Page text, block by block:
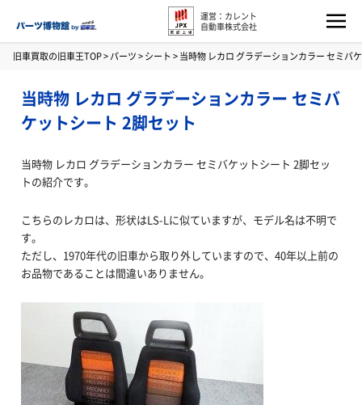
運営：カレント
自動車株式会社
旧車買取の旧車王TOP>パーツ>シート>当時物 レカロ グラデーションカラー セミバ
当時物 レカロ グラデーションカラー セミバ
ケットシート 2脚セット
当時物 レカロ グラデーションカラー セミバケットシート 2脚セッ
トの紹介です。
こちらのレカロは、形状はLS-Lに似ていますが、モデル名は不明で
す。
ただし、1970年代の旧車から取り外していますので、40年以上前の
お品物であることは間違いありません。